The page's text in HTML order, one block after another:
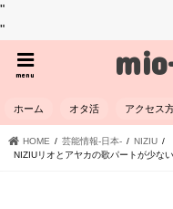
"
"
menu
ホーム オタ活 アクセス
HOME 芸能情報-日本-
NIZIU
NIZIUリオとアヤカの歌パートが少な